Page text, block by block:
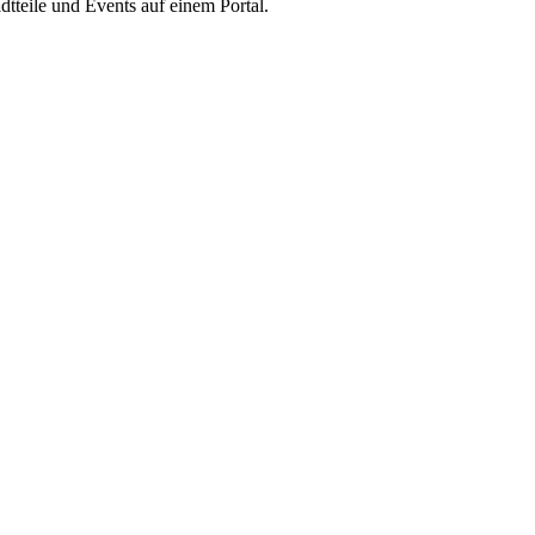
und Events auf einem Portal.